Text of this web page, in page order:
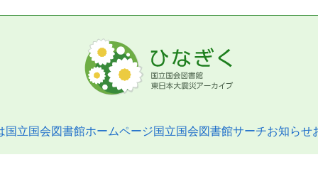
国立国会図書館ホームページ国立国会図書館サーチお知らせ